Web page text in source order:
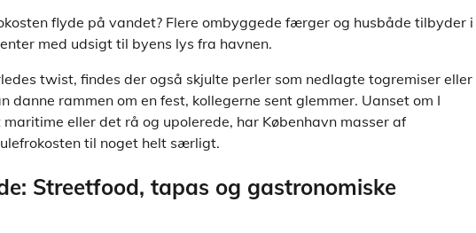
flyde på vandet? Flere ombyggede færger og husbåde tilbyder i
med udsigt til byens lys fra havnen.
twist, findes der også skjulte perler som nedlagte togremiser eller
danne rammen om en fest, kollegerne sent glemmer. Uanset om I
eller det rå og upolerede, har København masser af
til noget helt særligt.
Streetfood, tapas og gastronomiske